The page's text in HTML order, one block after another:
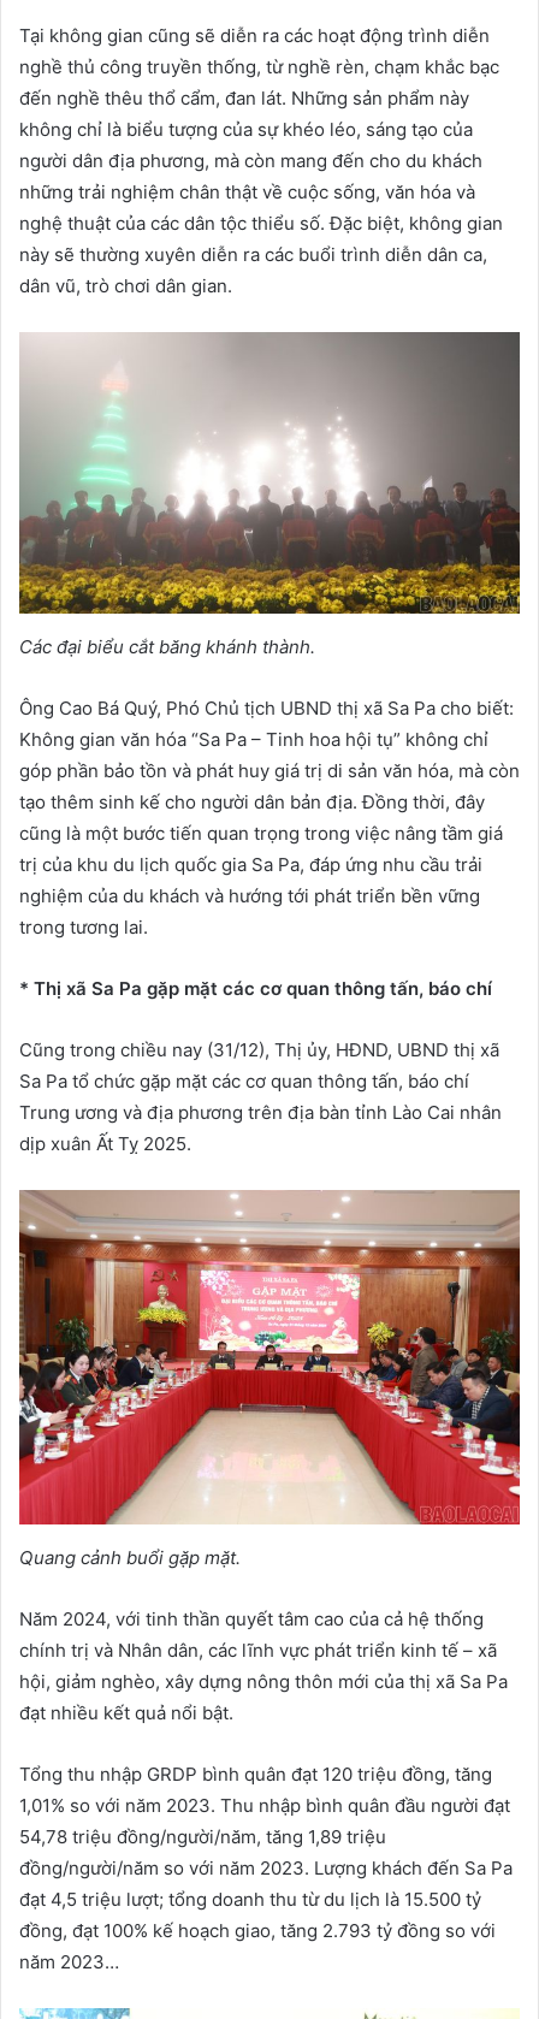
Tại không gian cũng sẽ diễn ra các hoạt động trình diễn
nghề thủ công truyền thống, từ nghề rèn, chạm khắc bạc
đến nghề thêu thổ cẩm, đan lát. Những sản phẩm này
không chỉ là biểu tượng của sự khéo léo, sáng tạo của
người dân địa phương, mà còn mang đến cho du khách
những trải nghiệm chân thật về cuộc sống, văn hóa và
nghệ thuật của các dân tộc thiểu số. Đặc biệt, không gian
này sẽ thường xuyên diễn ra các buổi trình diễn dân ca,
dân vũ, trò chơi dân gian.
Các đại biểu cắt băng khánh thành.
Ông Cao Bá Quý, Phó Chủ tịch UBND thị xã Sa Pa cho biết:
Không gian văn hóa “Sa Pa – Tinh hoa hội tụ” không chỉ
góp phần bảo tồn và phát huy giá trị di sản văn hóa, mà còn
tạo thêm sinh kế cho người dân bản địa. Đồng thời, đây
cũng là một bước tiến quan trọng trong việc nâng tầm giá
trị của khu du lịch quốc gia Sa Pa, đáp ứng nhu cầu trải
nghiệm của du khách và hướng tới phát triển bền vững
trong tương lai.
* Thị xã Sa Pa gặp mặt các cơ quan thông tấn, báo chí
Cũng trong chiều nay (31/12), Thị ủy, HĐND, UBND thị xã
Sa Pa tổ chức gặp mặt các cơ quan thông tấn, báo chí
Trung ương và địa phương trên địa bàn tỉnh Lào Cai nhân
dịp xuân Ất Tỵ 2025.
Quang cảnh buổi gặp mặt.
Năm 2024, với tinh thần quyết tâm cao của cả hệ thống
chính trị và Nhân dân, các lĩnh vực phát triển kinh tế – xã
hội, giảm nghèo, xây dựng nông thôn mới của thị xã Sa Pa
đạt nhiều kết quả nổi bật.
Tổng thu nhập GRDP bình quân đạt 120 triệu đồng, tăng
1,01% so với năm 2023. Thu nhập bình quân đầu người đạt
54,78 triệu đồng/người/năm, tăng 1,89 triệu
đồng/người/năm so với năm 2023. Lượng khách đến Sa Pa
đạt 4,5 triệu lượt; tổng doanh thu từ du lịch là 15.500 tỷ
đồng, đạt 100% kế hoạch giao, tăng 2.793 tỷ đồng so với
năm 2023…